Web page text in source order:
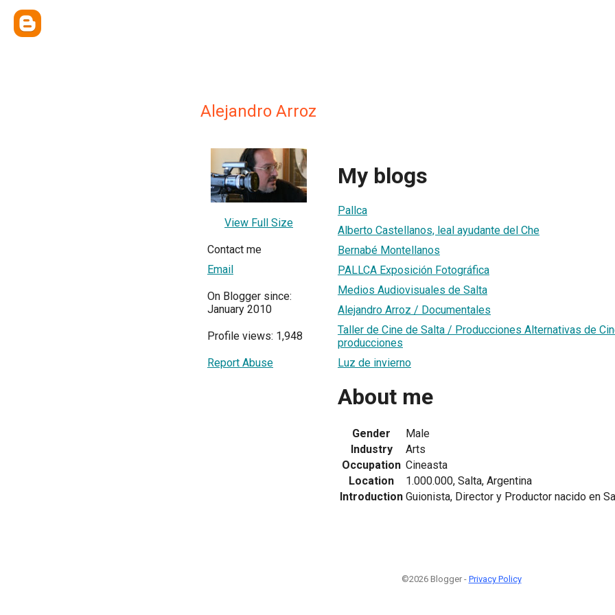
Alejandro Arroz
View Full Size
Contact me
Email
On Blogger since:
January 2010
Profile views: 1,948
Report Abuse
My blogs
Pallca
Alberto Castellanos, leal ayudante del Che
Bernabé Montellanos
PALLCA Exposición Fotográfica
Medios Audiovisuales de Salta
Alejandro Arroz / Documentales
Taller de Cine de Salta / Producciones Alternativas de
producciones
Luz de invierno
About me
Gender
Male
Industry
Arts
Occupation Cineasta
Location
1.000.000, Salta, Argentina
Introduction Guionista, Director y Productor nacido en
©2026 Blogger - Privacy Policy